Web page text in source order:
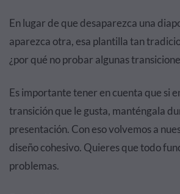
En lugar de que desaparezca una
aparezca otra, esa plantilla tan
¿por qué no probar algunas
Es importante tener en cuenta que si
transición que le gusta, manténgala
presentación. Con eso volvemos a
diseño cohesivo. Quieres que todo
problemas.